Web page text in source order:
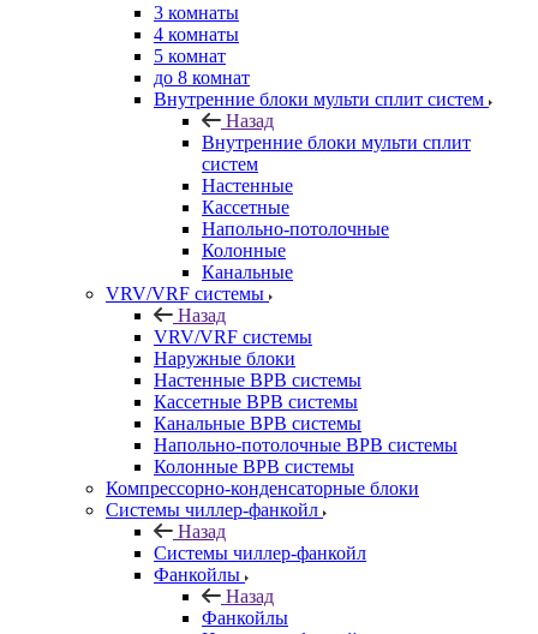
3 комнаты
4 комнаты
5 комнат
до 8 комнат
Внутренние блоки мульти сплит систем
Назад
Внутренние блоки мульти сплит
систем
Настенные
Кассетные
Напольно-потолочные
Колонные
Канальные
VRV/VRF системы
Назад
VRV/VRF системы
Наружные блоки
Настенные ВРВ системы
Кассетные ВРВ системы
Канальные ВРВ системы
Напольно-потолочные ВРВ системы
Колонные ВРВ системы
Компрессорно-конденсаторные блоки
Системы чиллер-фанкойл
Назад
Системы чиллер-фанкойл
Фанкойлы
Назад
Фанкойлы